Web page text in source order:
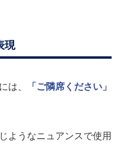
現
は、
「ご隣席ください」
ようなニュアンスで使用